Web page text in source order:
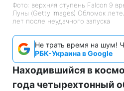
Фото: верхняя ступень Falcon 9
Луны (Getty Images) Обломок
лет после неудачного запуска
Не трать время на шум!
РБК-Украина в Google
Находившийся в
года четырехтонный